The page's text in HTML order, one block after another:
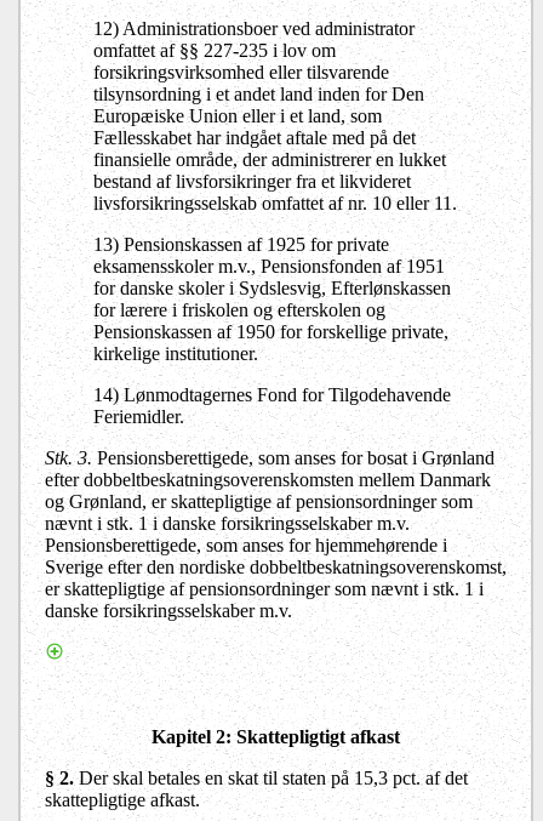
12) Administrationsboer ved administrator
omfattet af §§ 227-235 i lov om
forsikringsvirksomhed eller tilsvarende
tilsynsordning i et andet land inden for Den
Europæiske Union eller i et land, som
Fællesskabet har indgået aftale med på det
finansielle område, der administrerer en lukket
bestand af livsforsikringer fra et likvideret
livsforsikringsselskab omfattet af nr. 10 eller 11.
13) Pensionskassen af 1925 for private
eksamensskoler m.v., Pensionsfonden af 1951
for danske skoler i Sydslesvig, Efterlønskassen
for lærere i friskolen og efterskolen og
Pensionskassen af 1950 for forskellige private,
kirkelige institutioner.
14) Lønmodtagernes Fond for Tilgodehavende
Feriemidler.
Stk. 3.Pensionsberettigede, som anses for bosat i Grønland
efter dobbeltbeskatningsoverenskomsten mellem Danmark
og Grønland, er skattepligtige af pensionsordninger som
nævnt i stk. 1 i danske forsikringsselskaber m.v.
Pensionsberettigede, som anses for hjemmehørende i
Sverige efter den nordiske dobbeltbeskatningsoverenskomst,
er skattepligtige af pensionsordninger som nævnt i stk. 1 i
danske forsikringsselskaber m.v.
Kapitel 2: Skattepligtigt afkast
§ 2.Der skal betales en skat til staten på 15,3 pct. af det
skattepligtige afkast.